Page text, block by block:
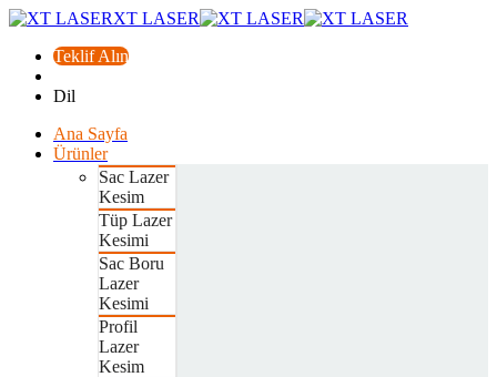
XT LASER
Teklif Alın
Dil
Ana Sayfa
Ürünler
Sac Lazer
Kesim
Tüp Lazer
Kesimi
Sac Boru
Lazer
Kesimi
Profil
Lazer
Kesim